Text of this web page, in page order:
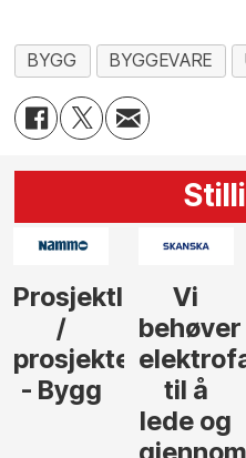
BYGG BYGGEVARE
Anlegg
søker
Driftsleder
Elektro
Senior
- Asker